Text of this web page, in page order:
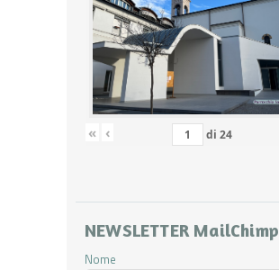
« ‹ di 24
NEWSLETTER MailChimp
Nome